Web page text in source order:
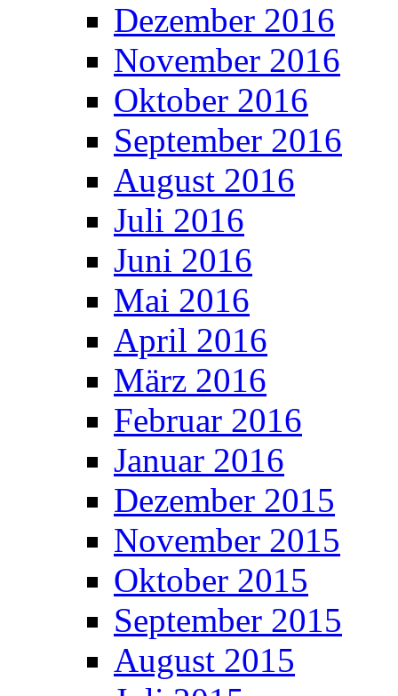
Dezember 2016
November 2016
Oktober 2016
September 2016
August 2016
Juli 2016
Juni 2016
Mai 2016
April 2016
März 2016
Februar 2016
Januar 2016
Dezember 2015
November 2015
Oktober 2015
September 2015
August 2015